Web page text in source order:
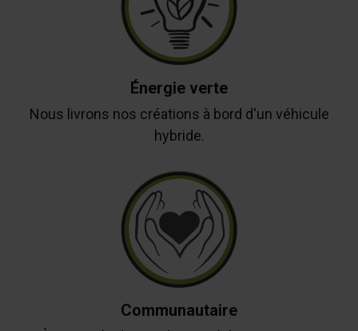
Énergie verte
Nous livrons nos créations à bord d'un véhicule
hybride.
Communautaire